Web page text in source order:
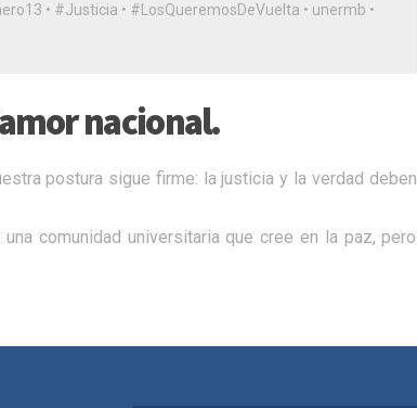
• #Justicia • ​#LosQueremosDeVuelta • unermb •
nacional.
postura sigue firme: la justicia y la verdad deben
comunidad universitaria que cree en la paz, pero